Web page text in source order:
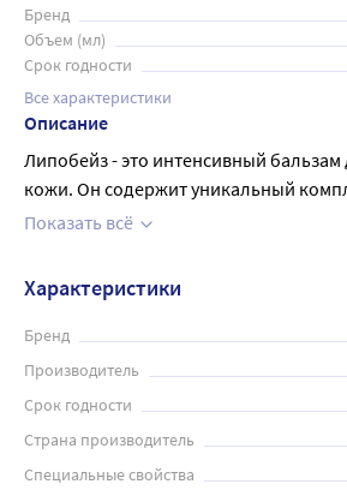
Бренд
Объем (мл)
Срок годности
Все характеристики
Описание
Липобейз - это интенсивный бальзам
кожи. Он содержит уникальный
который позволяет восстановить
Бальзам быстро впитывается и не
следов. Его формула обогащена
питательными компонентами,
масла ши и кокоса, гиалуроновая
молочная кислота, витамины А и Е.
коже мягкость, эластичность и
предотвращает ее сухость и
период времени. Бальзам не
Показать всё
Характеристики
Бренд
Производитель
Срок годности
Страна производитель
Специальные свойства